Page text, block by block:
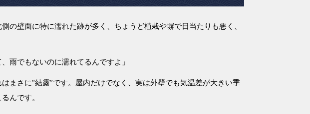
の壁面に特に濡れた跡が多く、ちょうど植栽や塀で日当たりも悪く、
雨でもないのに濡れてるんですよ」
まさに“結露”です。屋内だけでなく、実は外壁でも気温差が大きい季
んです。